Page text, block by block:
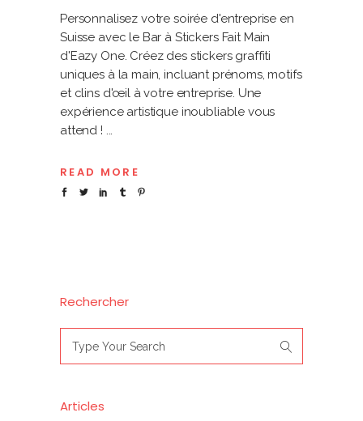
Personnalisez votre soirée d'entreprise en
Suisse avec le Bar à Stickers Fait Main
d'Eazy One. Créez des stickers graffiti
uniques à la main, incluant prénoms, motifs
et clins d'œil à votre entreprise. Une
expérience artistique inoubliable vous
attend !
READ MORE
Rechercher
for:
Articles